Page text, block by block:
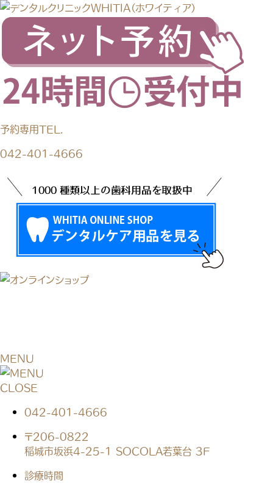
予約専用TEL.
042-401-4666
MENU
CLOSE
042-401-4666
〒206-0822
稲城市坂浜4-25-1 SOCOLA若葉台 3F
診療時間